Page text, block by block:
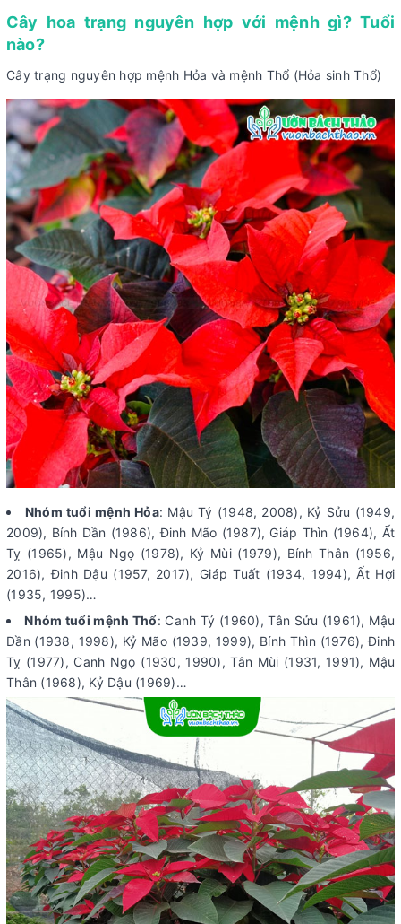
Cây hoa trạng nguyên hợp với mệnh gì? Tuổi
nào?
Cây trạng nguyên hợp mệnh Hỏa và mệnh Thổ (Hỏa sinh Thổ)
Nhóm tuổi mệnh Hỏa: Mậu Tý (1948, 2008), Kỷ Sửu (1949,
2009), Bính Dần (1986), Đinh Mão (1987), Giáp Thìn (1964), Ất
Tỵ (1965), Mậu Ngọ (1978), Kỷ Mùi (1979), Bính Thân (1956,
2016), Đinh Dậu (1957, 2017), Giáp Tuất (1934, 1994), Ất Hợi
(1935, 1995)…
Nhóm tuổi mệnh Thổ: Canh Tý (1960), Tân Sửu (1961), Mậu
Dần (1938, 1998), Kỷ Mão (1939, 1999), Bính Thìn (1976), Đinh
Tỵ (1977), Canh Ngọ (1930, 1990), Tân Mùi (1931, 1991), Mậu
Thân (1968), Kỷ Dậu (1969)…